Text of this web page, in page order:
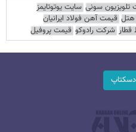
تلویزیون سونی سایت یوتوتایمز
هتل قیمت آهن فولاد ایرانیان
قطار شرکت رادوکو قیمت پروفیل